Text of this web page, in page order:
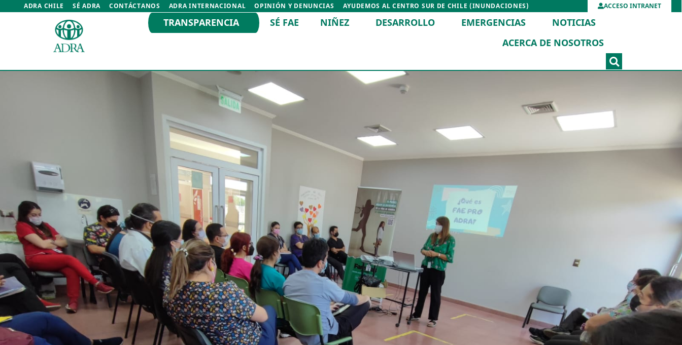
ADRA CHILE SÉ ADRA CONTÁCTANOS ADRA INTERNACIONAL OPINIÓN Y DENUNCIAS AYUDEMOS AL CENTRO SUR DE CHILE (INUNDACIONES) ACCESO INTRANET
TRANSPARENCIA SÉ FAE NIÑEZ DESARROLLO EMERGENCIAS
NOTICIAS
ACERCA DE NOSOTROS